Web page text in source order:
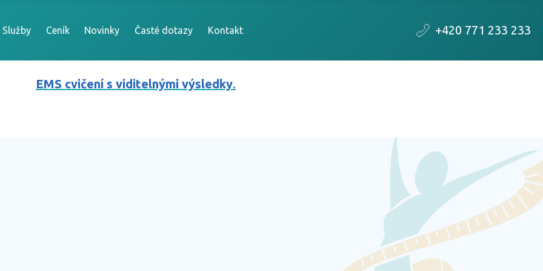
Služby Ceník Novinky Časté dotazy Kontakt +420 771 233 233
EMS cvičení s viditelnými výsledky.